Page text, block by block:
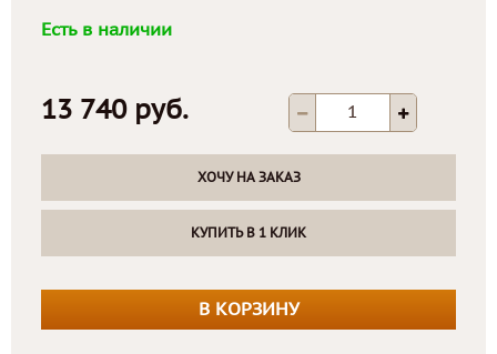
Есть в наличии
13 740 руб.
ХОЧУ НА ЗАКАЗ
КУПИТЬ В 1 КЛИК
В КОРЗИНУ